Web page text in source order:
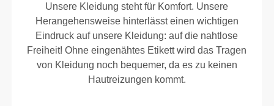
Unsere Kleidung steht für Komfort. Unsere
Herangehensweise hinterlässt einen wichtigen
Eindruck auf unsere Kleidung: auf die nahtlose
Freiheit! Ohne eingenähtes Etikett wird das Tragen
von Kleidung noch bequemer, da es zu keinen
Hautreizungen kommt.